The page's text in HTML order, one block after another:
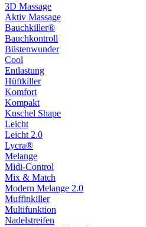
3D Massage
Aktiv Massage
Bauchkiller®
Bauchkontroll
Büstenwunder
Cool
Entlastung
Hüftkiller
Komfort
Kompakt
Kuschel Shape
Leicht
Leicht 2.0
Lycra®
Melange
Midi-Control
Mix & Match
Modern Melange 2.0
Muffinkiller
Multifunktion
Nadelstreifen